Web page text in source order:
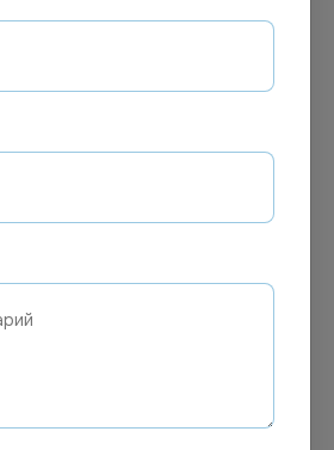
заказ
Под заказ
Узнать цену